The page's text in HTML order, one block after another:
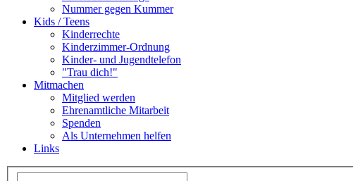
Nummer gegen Kummer
Kids / Teens
Kinderrechte
Kinderzimmer-Ordnung
Kinder- und Jugendtelefon
"Trau dich!"
Mitmachen
Mitglied werden
Ehrenamtliche Mitarbeit
Spenden
Als Unternehmen helfen
Links